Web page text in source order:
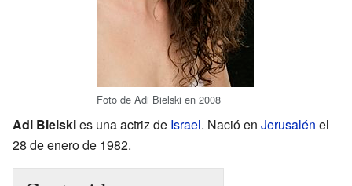
Foto de Adi Bielski en 2008
Adi Bielskies una actriz de Israel. Nació en Jerusalén el
28 de enero de 1982.